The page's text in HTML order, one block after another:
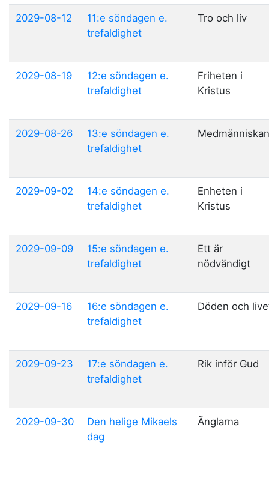
2029-08-12
11:e söndagen e.
trefaldighet
Tro och liv
2029-08-19
12:e söndagen e.
trefaldighet
Friheten i
Kristus
2029-08-26
13:e söndagen e.
trefaldighet
Medmänniskan
2029-09-02
14:e söndagen e.
trefaldighet
Enheten i
Kristus
2029-09-09
15:e söndagen e.
trefaldighet
Ett är
nödvändigt
2029-09-16
16:e söndagen e.
trefaldighet
Döden och
2029-09-23
17:e söndagen e.
trefaldighet
Rik inför Gud
2029-09-30
Den helige Mikaels
dag
Änglarna